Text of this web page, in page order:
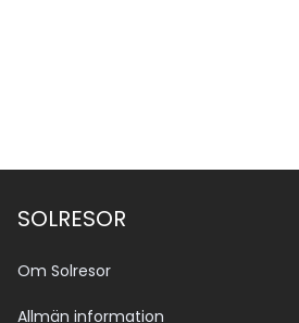
SOLRESOR
Om Solresor
Allmän information